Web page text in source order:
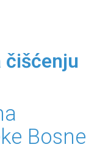
čišćenju
Bosne